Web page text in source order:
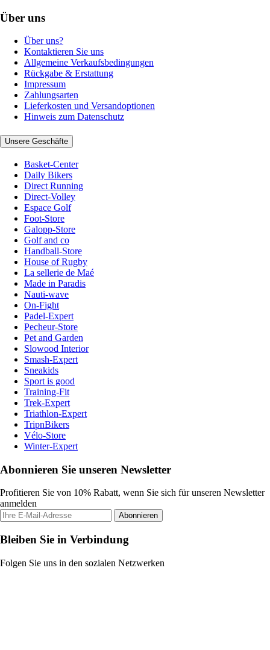
Über uns
Über uns?
Kontaktieren Sie uns
Allgemeine Verkaufsbedingungen
Rückgabe & Erstattung
Impressum
Zahlungsarten
Lieferkosten und Versandoptionen
Hinweis zum Datenschutz
Unsere Geschäfte
Basket-Center
Daily Bikers
Direct Running
Direct-Volley
Espace Golf
Foot-Store
Galopp-Store
Golf and co
Handball-Store
House of Rugby
La sellerie de Maé
Made in Paradis
Nauti-wave
On-Fight
Padel-Expert
Pecheur-Store
Pet and Garden
Slowood Interior
Smash-Expert
Sneakids
Sport is good
Training-Fit
Trek-Expert
Triathlon-Expert
TripnBikers
Vélo-Store
Winter-Expert
Abonnieren Sie unseren Newsletter
Profitieren Sie von 10% Rabatt, wenn Sie sich für unseren Newsletter
anmelden
Abonnieren
Bleiben Sie in Verbindung
Folgen Sie uns in den sozialen Netzwerken